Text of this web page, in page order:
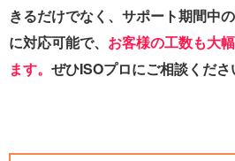
きるだけでなく、サポート期間中
に対応可能で、 お客様の工数も大
ます。 ぜひISOプロにご相談くださ